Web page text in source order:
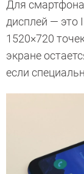
Для
дисплей — это
1520×720
экране
если